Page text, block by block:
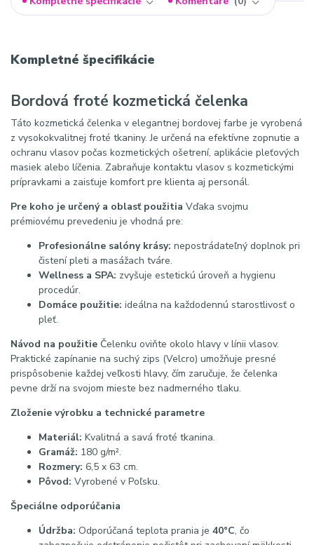
Kompletné špecifikácie
Bordová froté kozmetická čelenka
Táto kozmetická čelenka v elegantnej bordovej farbe je vyrobená
z vysokokvalitnej froté tkaniny. Je určená na efektívne zopnutie a
ochranu vlasov počas kozmetických ošetrení, aplikácie pleťových
masiek alebo líčenia. Zabraňuje kontaktu vlasov s kozmetickými
prípravkami a zaisťuje komfort pre klienta aj personál.
Pre koho je určený a oblasť použitia Vďaka svojmu
prémiovému prevedeniu je vhodná pre:
Profesionálne salóny krásy: nepostrádateľný doplnok pri
čistení pleti a masážach tváre.
Wellness a SPA: zvyšuje estetickú úroveň a hygienu
procedúr.
Domáce použitie: ideálna na každodennú starostlivosť o
pleť.
Návod na použitie Čelenku oviňte okolo hlavy v línii vlasov.
Praktické zapínanie na suchý zips (Velcro) umožňuje presné
prispôsobenie každej veľkosti hlavy, čím zaručuje, že čelenka
pevne drží na svojom mieste bez nadmerného tlaku.
Zloženie výrobku a technické parametre
Materiál: Kvalitná a savá froté tkanina.
Gramáž: 180 g/m².
Rozmery: 6,5 x 63 cm.
Pôvod: Vyrobené v Poľsku.
Špeciálne odporúčania
Údržba: Odporúčaná teplota prania je 40°C, čo